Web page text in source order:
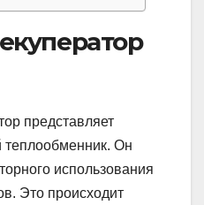
представляет
теплообменник. Он
использования
Это происходит